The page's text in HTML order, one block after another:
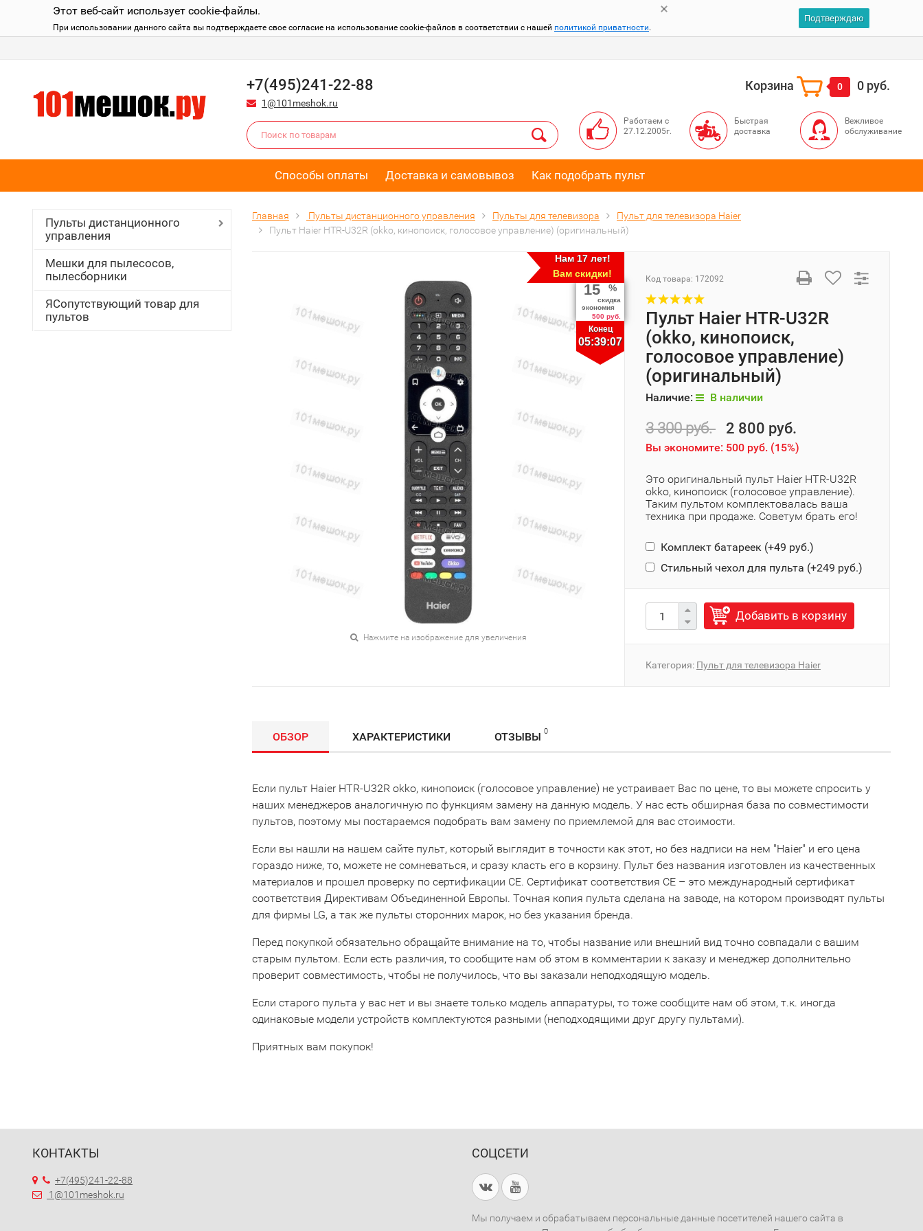
Этот веб-сайт использует cookie-файлы.
При использовании данного сайта вы подтверждаете свое согласие на использование cookie-файлов в соответствии с нашей политикой приватности.
Подтверждаю
+7(495)241-22-88
1@101meshok.ru
Корзина 0 0 руб.
Работаем с
27.12.2005г.
Быстрая
доставка
Вежливое
обслуживание
Способы оплаты Доставка и самовывоз Как подобрать пульт
Пульты дистанционного
управления
Мешки для пылесосов,
пылесборники
ЯСопутствующий товар для
пультов
Главная Пульты дистанционного управления Пульты для телевизора
Пульт для телевизора Haier
Пульт Haier HTR-U32R (okko, кинопоиск, голосовое управление) (оригинальный)
Нажмите на изображение для увеличения
Нам 17 лет!
Вам скидки!
Конец
05:39:07
15 %
скидка
экономия
500 руб.
Код товара: 172092
Пульт Haier HTR-U32R
(okko, кинопоиск,
голосовое управление)
(оригинальный)
Наличие: В наличии
3 300 руб. 2 800 руб.
Вы экономите: 500 руб. (15%)
Это оригинальный пульт Haier HTR-U32R
okko, кинопоиск (голосовое управление).
Таким пультом комплектовалась ваша
техника при продаже. Советум брать его!
Комплект батареек (+49 руб.)
Стильный чехол для пульта (+249 руб.)
Добавить в корзину
Категория: Пульт для телевизора Haier
ОБЗОР ХАРАКТЕРИСТИКИ ОТЗЫВЫ 0
Если пульт Haier HTR-U32R okko, кинопоиск (голосовое управление) не устраивает Вас по цене, то вы можете спросить у
наших менеджеров аналогичную по функциям замену на данную модель. У нас есть обширная база по совместимости
пультов, поэтому мы постараемся подобрать вам замену по приемлемой для вас стоимости.
Если вы нашли на нашем сайте пульт, который выглядит в точности как этот, но без надписи на нем "Haier" и его цена
гораздо ниже, то, можете не сомневаться, и сразу класть его в корзину. Пульт без названия изготовлен из качественных
материалов и прошел проверку по сертификации CE. Сертификат соответствия СЕ – это международный сертификат
соответствия Директивам Объединенной Европы. Точная копия пульта сделана на заводе, на котором производят пульты
для фирмы LG, а так же пульты сторонних марок, но без указания бренда.
Перед покупкой обязательно обращайте внимание на то, чтобы название или внешний вид точно совпадали с вашим
старым пультом. Если есть различия, то сообщите нам об этом в комментарии к заказу и менеджер дополнительно
проверит совместимость, чтобы не получилось, что вы заказали неподходящую модель.
Если старого пульта у вас нет и вы знаете только модель аппаратуры, то тоже сообщите нам об этом, т.к. иногда
одинаковые модели устройств комплектуются разными (неподходящими друг другу пультами).
Приятных вам покупок!
КОНТАКТЫ
+7(495)241-22-88
1@101meshok.ru
СОЦСЕТИ
Мы получаем и обрабатываем персональные данные посетителей нашего сайта в